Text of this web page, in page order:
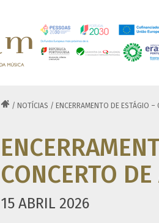
 / NOTÍCIAS / ENCERRAMENTO DE ESTÁGIO –
CONCERTO
15 ABRIL 2026